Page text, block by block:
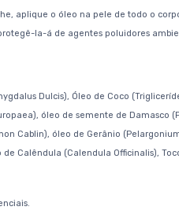
aplique o óleo na pele de todo o
la-á de agentes poluidores
Dulcis), Óleo de Coco
óleo de semente de Damasco
Cablin), óleo de Gerânio
de Calêndula (Calendula Officinalis),